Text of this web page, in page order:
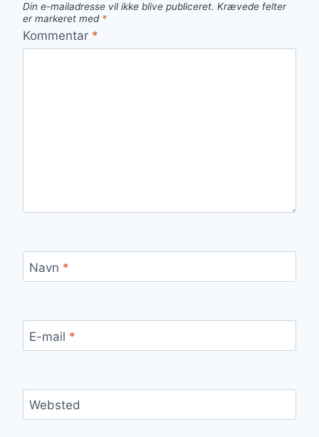
Din e-mailadresse vil ikke blive publiceret. Krævede felter
er markeret med *
Kommentar *
Navn *
E-mail *
Websted